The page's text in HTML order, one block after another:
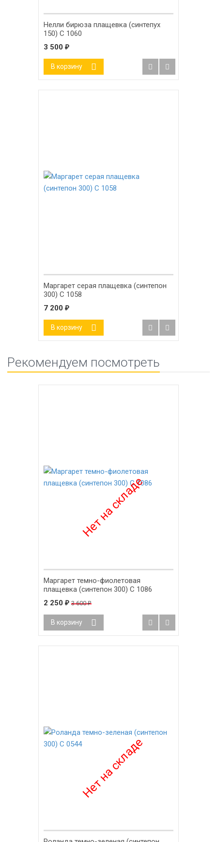
Нелли бирюза плащевка (синтепух
150) С 1060
3 500 ₽
В корзину
Маргарет серая плащевка (синтепон
300) С 1058
7 200 ₽
В корзину
Рекомендуем посмотреть
Маргарет темно-фиолетовая
плащевка (синтепон 300) С 1086
2 250 ₽ 3 600₽
В корзину